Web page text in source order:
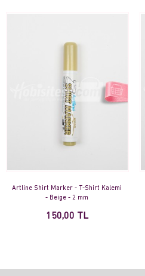
Artline Shirt Marker - T-Shirt Kalemi
- Beige - 2 mm
150,00 TL